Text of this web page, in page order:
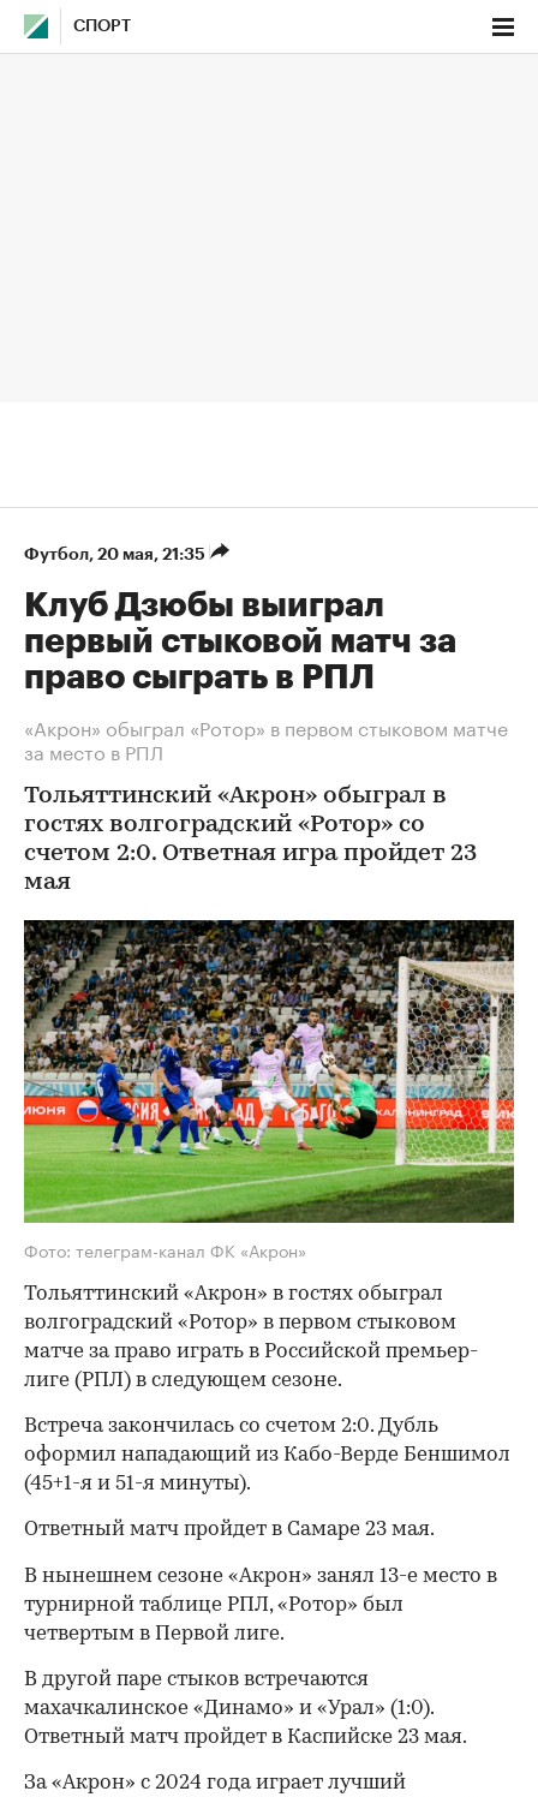
СПОРТ
Футбол⁠, 20 мая, 21:35
Клуб Дзюбы выиграл
первый стыковой матч за
право сыграть в РПЛ
«Акрон» обыграл «Ротор» в первом стыковом матче
за место в РПЛ
Тольяттинский «Акрон» обыграл в
гостях волгоградский «Ротор» со
счетом 2:0. Ответная игра пройдет 23
мая
Фото: телеграм-канал ФК «Акрон»
Тольяттинский «Акрон» в гостях обыграл
волгоградский «Ротор» в первом стыковом
матче за право играть в Российской премьер-
лиге (РПЛ) в следующем сезоне.
Встреча закончилась со счетом 2:0. Дубль
оформил нападающий из Кабо-Верде Беншимол
(45+1-я и 51-я минуты).
Ответный матч пройдет в Самаре 23 мая.
В нынешнем сезоне «Акрон» занял 13-е место в
турнирной таблице РПЛ, «Ротор» был
четвертым в Первой лиге.
В другой паре стыков встречаются
махачкалинское «Динамо» и «Урал» (1:0).
Ответный матч пройдет в Каспийске 23 мая.
За «Акрон» с 2024 года играет лучший